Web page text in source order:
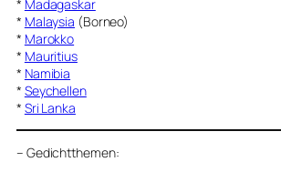
* Madagaskar
* Malaysia (Borneo)
* Marokko
* Mauritius
* Namibia
* Seychellen
* Sri Lanka
– Gedichtthemen: